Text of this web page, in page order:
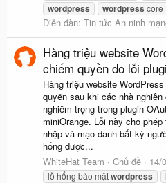
wordpress wordpress core
Diễn đàn: Tin tức An ninh
Hàng triệu website
chiếm quyền do lỗi
Hàng triệu website
quyền sau khi các nhà
nghiêm trọng trong plugin
miniOrange. Lỗi này cho
nhập và mạo danh bất kỳ
hổng được...
WhiteHat Team
Chủ đề 14/
lỗ hổng bảo mậtwordpress